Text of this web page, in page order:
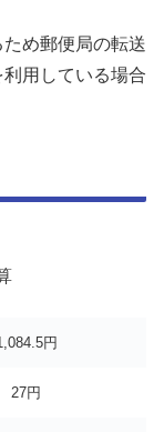
め郵便局の転送
用している場合
円
27円